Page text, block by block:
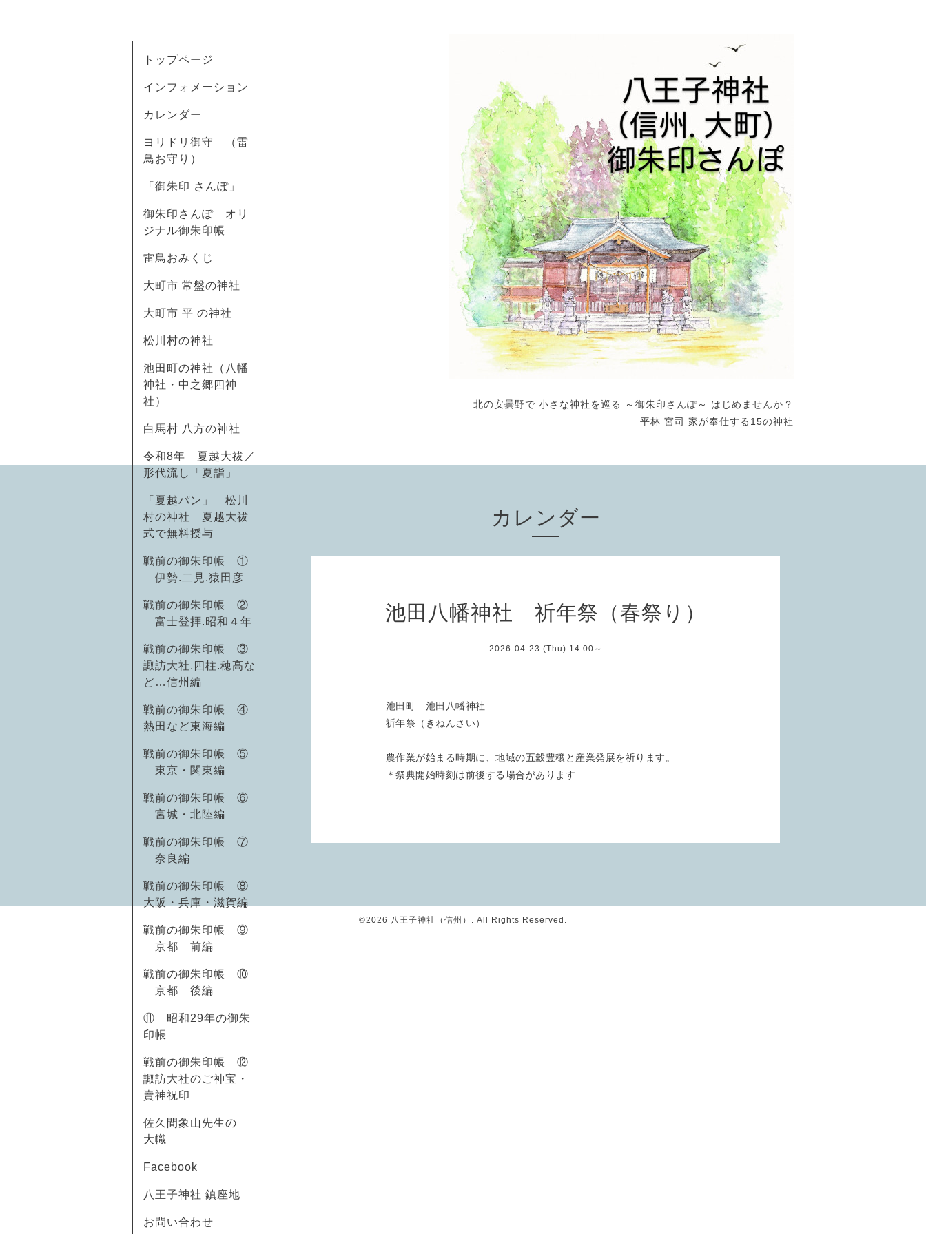
北の安曇野で 小さな神社を巡る ～御朱印さんぽ～ はじめませんか？
平林 宮司 家が奉仕する15の神社
トップページ
インフォメーション
カレンダー
ヨリドリ御守 （雷
鳥お守り）
「御朱印 さんぽ」
御朱印さんぽ オリ
ジナル御朱印帳
雷鳥おみくじ
大町市 常盤の神社
大町市 平 の神社
松川村の神社
池田町の神社（八幡
神社・中之郷四神
社）
白馬村 八方の神社
令和8年 夏越大祓／
形代流し「夏詣」
「夏越パン」 松川
村の神社 夏越大祓
式で無料授与
戦前の御朱印帳 ①
伊勢.二見.猿田彦
戦前の御朱印帳 ②
富士登拝.昭和４年
戦前の御朱印帳 ③
諏訪大社.四柱.穂高な
ど…信州編
戦前の御朱印帳 ④
熱田など東海編
戦前の御朱印帳 ⑤
東京・関東編
戦前の御朱印帳 ⑥
宮城・北陸編
戦前の御朱印帳 ⑦
奈良編
戦前の御朱印帳 ⑧
大阪・兵庫・滋賀編
戦前の御朱印帳 ⑨
京都 前編
戦前の御朱印帳 ⑩
京都 後編
⑪ 昭和29年の御朱
印帳
戦前の御朱印帳 ⑫
諏訪大社のご神宝・
賣神祝印
佐久間象山先生の
大幟
Facebook
八王子神社 鎮座地
お問い合わせ
カレンダー
池田八幡神社 祈年祭（春祭り）
2026-04-23 (Thu) 14:00～
池田町 池田八幡神社
祈年祭（きねんさい）
農作業が始まる時期に、地域の五穀豊穣と産業発展を祈ります。
＊祭典開始時刻は前後する場合があります
©2026 八王子神社（信州） . All Rights Reserved.